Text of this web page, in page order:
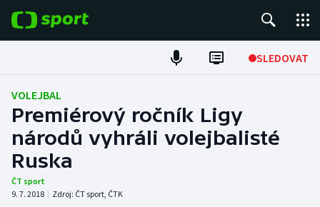
SLEDOVAT
Fotbal
Hokej
Tenis
Atletika
VOLEJBAL
Premiérový ročník Ligy
národů vyhráli volejbalisté
Ruska
ČT sport
9. 7. 2018 | Zdroj: ČT sport, ČTK